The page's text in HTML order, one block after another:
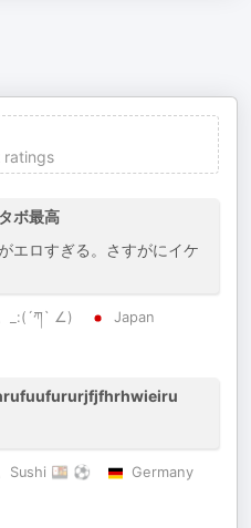
ratings
ボ最高
エロすぎる。さすがにイケ
_:(´ཀ` ∠)
Japan
Sushi 🍱 ⚽️
Germany